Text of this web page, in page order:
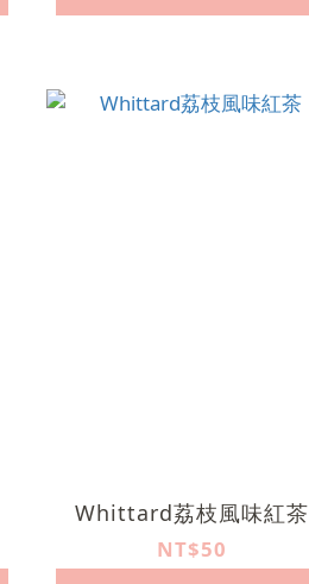
Whittard荔枝風味紅茶
NT$50